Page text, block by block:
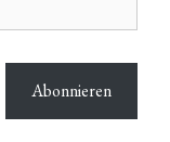
Abonnieren